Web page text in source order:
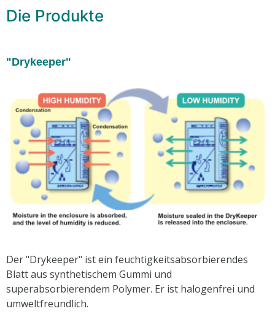
Die Produkte
"Drykeeper"
Der "Drykeeper" ist ein feuchtigkeitsabsorbierendes
Blatt aus synthetischem Gummi und
superabsorbierendem Polymer. Er ist halogenfrei und
umweltfreundlich.